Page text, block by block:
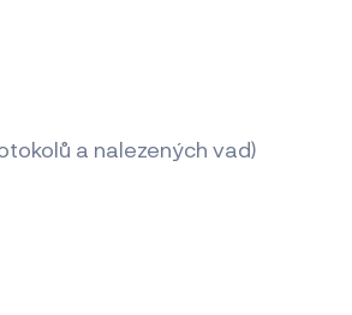
a nalezených vad)